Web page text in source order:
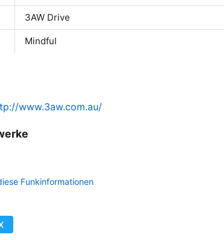
3AW Drive
Mindful
www.3aw.com.au/
Funkinformationen